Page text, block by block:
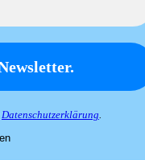
Datenschutzerklärung.